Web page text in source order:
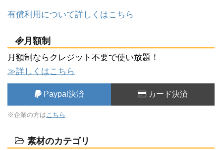
有償利用について詳しくはこちら
月額制
月額制ならクレジット不要で使い放題！
≫詳しくはこちら
Paypal決済 カード決済
※企業の方は こちら
素材のカテゴリ